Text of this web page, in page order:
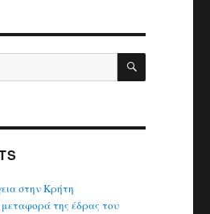
SEARCH
στην Κρήτη
μεταφορά της έδρας του